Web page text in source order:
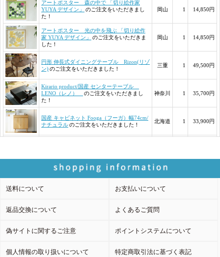
送料について お支払いについて
返品交換について よくあるご質問
偽サイトに関するご注意 ポイントシステムについて
個人情報の取り扱いについて 特定商取引法に基づく表記